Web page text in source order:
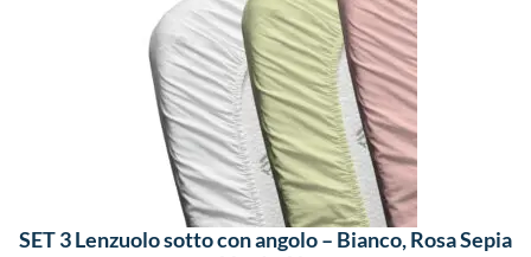
SET 3 Lenzuolo sotto con angolo – Bianco, Rosa Sepia